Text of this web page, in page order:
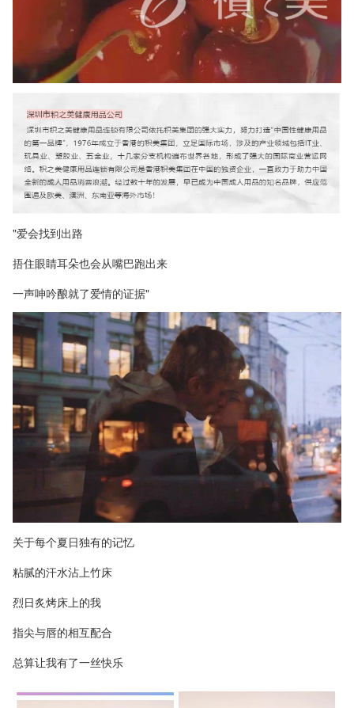
"爱会找到出路
捂住眼睛耳朵也会从嘴巴跑出来
一声呻吟酿就了爱情的证据"
关于每个夏日独有的记忆
粘腻的汗水沾上竹床
烈日炙烤床上的我
指尖与唇的相互配合
总算让我有了一丝快乐